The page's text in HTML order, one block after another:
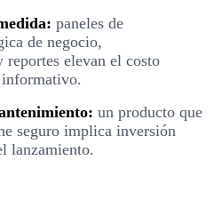
paneles de
de negocio,
reportes elevan el costo
un producto que
seguro implica inversión
lanzamiento.